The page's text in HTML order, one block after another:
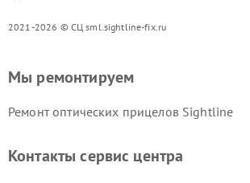
2021-2026 © СЦ sml.sightline-fix.ru
Мы ремонтируем
Ремонт оптических прицелов Sightline
Контакты сервис центра